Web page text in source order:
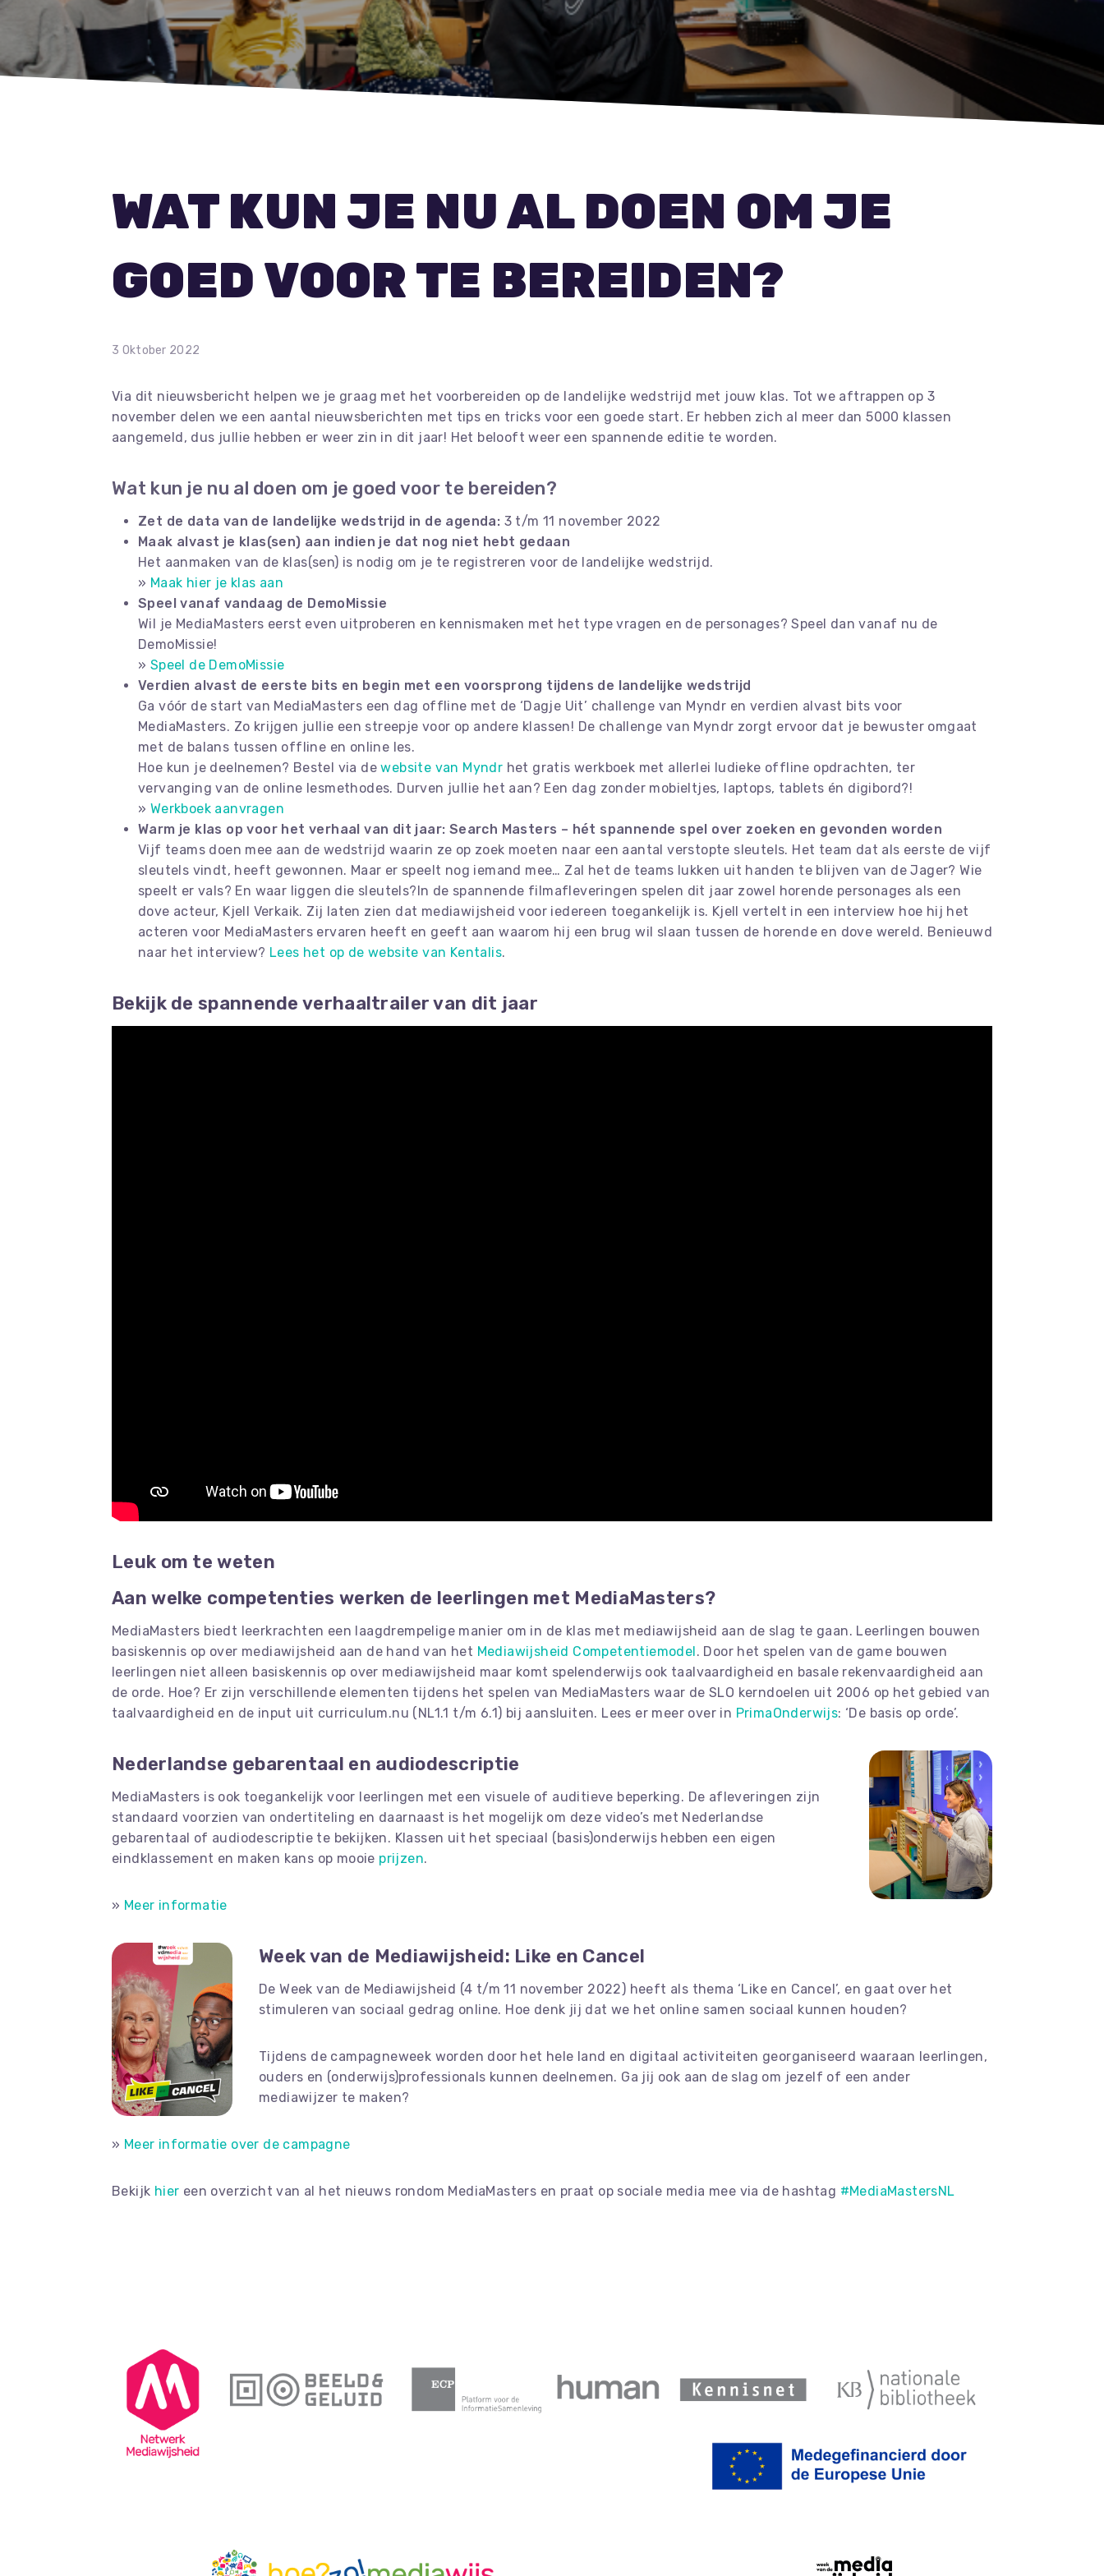
WAT KUN JE NU AL DOEN OM JE
GOED VOOR TE BEREIDEN?
3 Oktober 2022
Via dit nieuwsbericht helpen we je graag met het voorbereiden op de landelijke wedstrijd met jouw klas. Tot we aftrappen op 3
november delen we een aantal nieuwsberichten met tips en tricks voor een goede start. Er hebben zich al meer dan 5000 klassen
aangemeld, dus jullie hebben er weer zin in dit jaar! Het belooft weer een spannende editie te worden.
Wat kun je nu al doen om je goed voor te bereiden?
Zet de data van de landelijke wedstrijd in de agenda: 3 t/m 11 november 2022
Maak alvast je klas(sen) aan indien je dat nog niet hebt gedaan
Het aanmaken van de klas(sen) is nodig om je te registreren voor de landelijke wedstrijd.
» Maak hier je klas aan
Speel vanaf vandaag de DemoMissie
Wil je MediaMasters eerst even uitproberen en kennismaken met het type vragen en de personages? Speel dan vanaf nu de
DemoMissie!
» Speel de DemoMissie
Verdien alvast de eerste bits en begin met een voorsprong tijdens de landelijke wedstrijd
Ga vóór de start van MediaMasters een dag offline met de ‘Dagje Uit’ challenge van Myndr en verdien alvast bits voor
MediaMasters. Zo krijgen jullie een streepje voor op andere klassen! De challenge van Myndr zorgt ervoor dat je bewuster omgaat
met de balans tussen offline en online les.
Hoe kun je deelnemen? Bestel via dewebsite van Myndr het gratis werkboek met allerlei ludieke offline opdrachten, ter
vervanging van de online lesmethodes. Durven jullie het aan? Een dag zonder mobieltjes, laptops, tablets én digibord?!
» Werkboek aanvragen
Warm je klas op voor het verhaal van dit jaar: Search Masters – hét spannende spel over zoeken en gevonden worden
Vijf teams doen mee aan de wedstrijd waarin ze op zoek moeten naar een aantal verstopte sleutels. Het team dat als eerste de vijf
sleutels vindt, heeft gewonnen. Maar er speelt nog iemand mee… Zal het de teams lukken uit handen te blijven van de Jager? Wie
speelt er vals? En waar liggen die sleutels?In de spannende filmafleveringen spelen dit jaar zowel horende personages als een
dove acteur, Kjell Verkaik. Zij laten zien dat mediawijsheid voor iedereen toegankelijk is. Kjell vertelt in een interview hoe hij het
acteren voor MediaMasters ervaren heeft en geeft aan waarom hij een brug wil slaan tussen de horende en dove wereld. Benieuwd
naar het interview? Lees het op de website van Kentalis.
Bekijk de spannende verhaaltrailer van dit jaar
Leuk om te weten
Aan welke competenties werken de leerlingen met MediaMasters?
MediaMasters biedt leerkrachten een laagdrempelige manier om in de klas met mediawijsheid aan de slag te gaan. Leerlingen bouwen
basiskennis op over mediawijsheid aan de hand van het Mediawijsheid Competentiemodel. Door het spelen van de game bouwen
leerlingen niet alleen basiskennis op over mediawijsheid maar komt spelenderwijs ook taalvaardigheid en basale rekenvaardigheid aan
de orde. Hoe? Er zijn verschillende elementen tijdens het spelen van MediaMasters waar de SLO kerndoelen uit 2006 op het gebied van
taalvaardigheid en de input uit curriculum.nu (NL1.1 t/m 6.1) bij aansluiten. Lees er meer over in PrimaOnderwijs: ‘De basis op orde’.
Nederlandse gebarentaal en audiodescriptie
MediaMasters is ook toegankelijk voor leerlingen met een visuele of auditieve beperking. De afleveringen zijn
standaard voorzien van ondertiteling en daarnaast is het mogelijk om deze video’s met Nederlandse
gebarentaal of audiodescriptie te bekijken. Klassen uit het speciaal (basis)onderwijs hebben een eigen
eindklassement en maken kans op mooie prijzen.
» Meer informatie
Week van de Mediawijsheid: Like en Cancel
De Week van de Mediawijsheid (4 t/m 11 november 2022) heeft als thema ‘Like en Cancel’, en gaat over het
stimuleren van sociaal gedrag online. Hoe denk jij dat we het online samen sociaal kunnen houden?
Tijdens de campagneweek worden door het hele land en digitaal activiteiten georganiseerd waaraan leerlingen,
ouders en (onderwijs)professionals kunnen deelnemen. Ga jij ook aan de slag om jezelf of een ander
mediawijzer te maken?
» Meer informatie over de campagne
Bekijk hier een overzicht van al het nieuws rondom MediaMasters en praat op sociale media mee via de hashtag #MediaMastersNL